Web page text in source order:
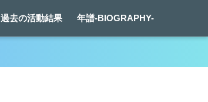
過去の活動結果 年譜-BIOGRAPHY-